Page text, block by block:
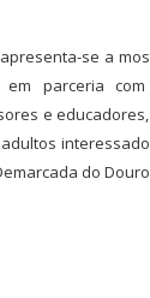
se a
em parceria
e
do